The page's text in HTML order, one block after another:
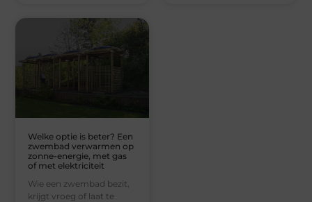
Welke optie is beter? Een
zwembad verwarmen op
zonne-energie, met gas
of met elektriciteit
Wie een zwembad bezit,
krijgt vroeg of laat te